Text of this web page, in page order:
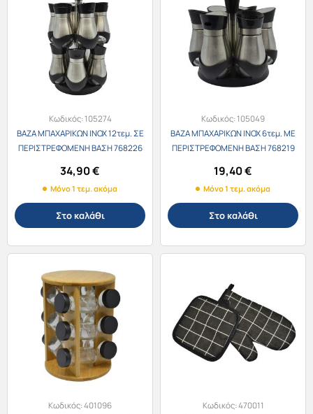
Κωδικός:105274
ΒΑΖΑ ΜΠΑΧΑΡΙΚΩΝ INOX 12τεμ. ΣΕ
ΠΕΡΙΣΤΡΕΦΟΜΕΝΗ ΒΑΣΗ 768226
34,90€
Μόνο 1 τεμ. ακόμα
Στο καλάθι
Κωδικός:105049
ΒΑΖΑ ΜΠΑΧΑΡΙΚΩΝ INOX 6τεμ. ΜΕ
ΠΕΡΙΣΤΡΕΦΟΜΕΝΗ ΒΑΣΗ 768219
19,40€
Μόνο 1 τεμ. ακόμα
Στο καλάθι
Κωδικός:401096
Κωδικός:470011